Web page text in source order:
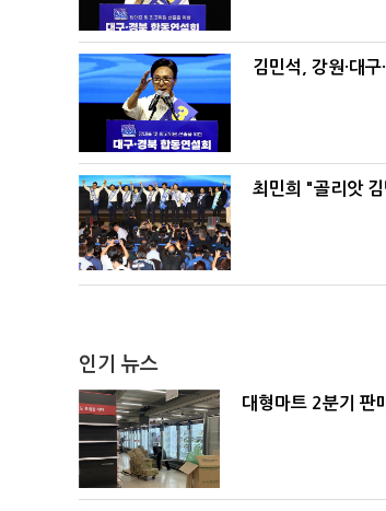
김민석, 강원·대
최민희 "골리앗
인기 뉴스
대형마트 2분기